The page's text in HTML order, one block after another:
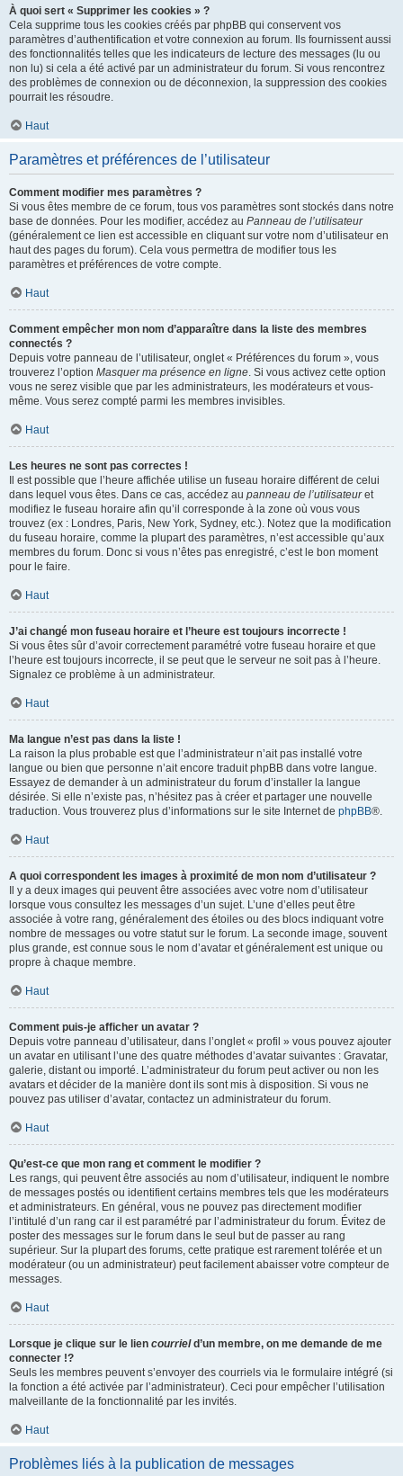
À quoi sert « Supprimer les cookies » ?
Cela supprime tous les cookies créés par phpBB qui conservent vos
paramètres d’authentification et votre connexion au forum. Ils fournissent aussi
des fonctionnalités telles que les indicateurs de lecture des messages (lu ou
non lu) si cela a été activé par un administrateur du forum. Si vous rencontrez
des problèmes de connexion ou de déconnexion, la suppression des cookies
pourrait les résoudre.
Haut
Paramètres et préférences de l’utilisateur
Comment modifier mes paramètres ?
Si vous êtes membre de ce forum, tous vos paramètres sont stockés dans notre
base de données. Pour les modifier, accédez au Panneau de l’utilisateur
(généralement ce lien est accessible en cliquant sur votre nom d’utilisateur en
haut des pages du forum). Cela vous permettra de modifier tous les
paramètres et préférences de votre compte.
Haut
Comment empêcher mon nom d’apparaître dans la liste des membres
connectés ?
Depuis votre panneau de l’utilisateur, onglet « Préférences du forum », vous
trouverez l’option Masquer ma présence en ligne. Si vous activez cette option
vous ne serez visible que par les administrateurs, les modérateurs et vous-
même. Vous serez compté parmi les membres invisibles.
Haut
Les heures ne sont pas correctes !
Il est possible que l’heure affichée utilise un fuseau horaire différent de celui
dans lequel vous êtes. Dans ce cas, accédez au panneau de l’utilisateuret
modifiez le fuseau horaire afin qu’il corresponde à la zone où vous vous
trouvez (ex : Londres, Paris, New York, Sydney, etc.). Notez que la modification
du fuseau horaire, comme la plupart des paramètres, n’est accessible qu’aux
membres du forum. Donc si vous n’êtes pas enregistré, c’est le bon moment
pour le faire.
Haut
J’ai changé mon fuseau horaire et l’heure est toujours incorrecte !
Si vous êtes sûr d’avoir correctement paramétré votre fuseau horaire et que
l’heure est toujours incorrecte, il se peut que le serveur ne soit pas à l’heure.
Signalez ce problème à un administrateur.
Haut
Ma langue n’est pas dans la liste !
La raison la plus probable est que l’administrateur n’ait pas installé votre
langue ou bien que personne n’ait encore traduit phpBB dans votre langue.
Essayez de demander à un administrateur du forum d’installer la langue
désirée. Si elle n’existe pas, n’hésitez pas à créer et partager une nouvelle
traduction. Vous trouverez plus d’informations sur le site Internet de phpBB®.
Haut
A quoi correspondent les images à proximité de mon nom d’utilisateur ?
Il y a deux images qui peuvent être associées avec votre nom d’utilisateur
lorsque vous consultez les messages d’un sujet. L’une d’elles peut être
associée à votre rang, généralement des étoiles ou des blocs indiquant votre
nombre de messages ou votre statut sur le forum. La seconde image, souvent
plus grande, est connue sous le nom d’avatar et généralement est unique ou
propre à chaque membre.
Haut
Comment puis-je afficher un avatar ?
Depuis votre panneau d’utilisateur, dans l’onglet « profil » vous pouvez ajouter
un avatar en utilisant l’une des quatre méthodes d’avatar suivantes : Gravatar,
galerie, distant ou importé. L’administrateur du forum peut activer ou non les
avatars et décider de la manière dont ils sont mis à disposition. Si vous ne
pouvez pas utiliser d’avatar, contactez un administrateur du forum.
Haut
Qu’est-ce que mon rang et comment le modifier ?
Les rangs, qui peuvent être associés au nom d’utilisateur, indiquent le nombre
de messages postés ou identifient certains membres tels que les modérateurs
et administrateurs. En général, vous ne pouvez pas directement modifier
l’intitulé d’un rang car il est paramétré par l’administrateur du forum. Évitez de
poster des messages sur le forum dans le seul but de passer au rang
supérieur. Sur la plupart des forums, cette pratique est rarement tolérée et un
modérateur (ou un administrateur) peut facilement abaisser votre compteur de
messages.
Haut
Lorsque je clique sur le lien courrield’un membre, on me demande de me
connecter !?
Seuls les membres peuvent s’envoyer des courriels via le formulaire intégré (si
la fonction a été activée par l’administrateur). Ceci pour empêcher l’utilisation
malveillante de la fonctionnalité par les invités.
Haut
Problèmes liés à la publication de messages